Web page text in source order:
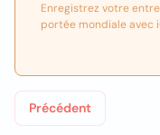
Enregistrez votre
portée mondiale avec
Précédent